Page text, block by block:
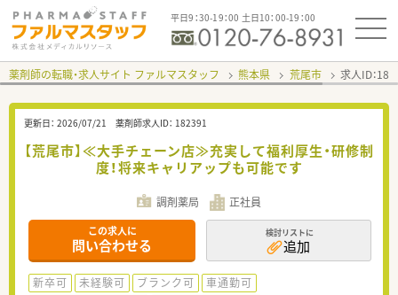
平日9：30-19：00 土日10：00-19：00
薬剤師の転職・求人サイト ファルマスタッフ 熊本県 荒尾市 求人ID：
更新日： 2026/07/21 薬剤師求人ID： 182391
【荒尾市】≪大手チェーン店≫充実して福利厚生・研修制
度！将来キャリアップも可能です
調剤薬局 正社員
この求人に
問い合わせる
検討リストに
追加
新卒可 未経験可 ブランク可
車通勤可